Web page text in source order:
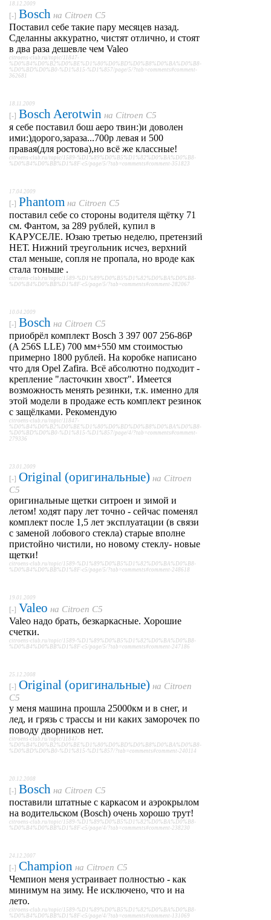
18.12.2009
[-] Bosch на Citroen C5
Поставил себе такие пару месяцев назад.
Сделанны аккуратно, чистят отлично, и стоят
в два раза дешевле чем Valeo
citroens-club.ru/topic/11847-
%D0%B4%D0%B2%D0%BE%D1%80%D0%BD%D0%B8%D0%BA%D0%B8-
%D0%BD%D0%B0-%D1%815-%D1%857/page/5/?tab=comments#comment-
362681
18.11.2009
[-] Bosch Aerotwin на Citroen C5
я себе поставил бош аеро твин:)и доволен
ими:)дорого,зараза...700р левая и 500
правая(для ростова),но всё же классные!
citroens-club.ru/topic/1589-%D1%89%D0%B5%D1%82%D0%BA%D0%B8-
%D0%B4%D0%BB%D1%8F-c5/page/5/?tab=comments#comment-351823
17.04.2009
[-] Phantom на Citroen C5
поставил себе со стороны водителя щётку 71
см. Фантом, за 289 рублей, купил в
КАРУСЕЛЕ. Юзаю третью неделю, претензий
НЕТ. Нижний треугольник исчез, верхний
стал меньше, сопля не пропала, но вроде как
стала тоньше .
citroens-club.ru/topic/1589-%D1%89%D0%B5%D1%82%D0%BA%D0%B8-
%D0%B4%D0%BB%D1%8F-c5/page/5/?tab=comments#comment-282067
10.04.2009
[-] Bosch на Citroen C5
приобрёл комплект Bosch 3 397 007 256-86P
(A 256S LLE) 700 мм+550 мм стоимостью
примерно 1800 рублей. На коробке написано
что для Opel Zafira. Всё абсолютно подходит -
крепление "ласточкин хвост". Имеется
возможность менять резинки, т.к. именно для
этой модели в продаже есть комплект резинок
с защёлками. Рекомендую
citroens-club.ru/topic/11847-
%D0%B4%D0%B2%D0%BE%D1%80%D0%BD%D0%B8%D0%BA%D0%B8-
%D0%BD%D0%B0-%D1%815-%D1%857/page/4/?tab=comments#comment-
279336
23.01.2009
[-] Original (оригинальные) на Citroen
C5
оригинальные щетки ситроен и зимой и
летом! ходят пару лет точно - сейчас поменял
комплект после 1,5 лет эксплуатации (в связи
с заменой лобового стекла) старые вполне
пристойно чистили, но новому стеклу- новые
щетки!
citroens-club.ru/topic/1589-%D1%89%D0%B5%D1%82%D0%BA%D0%B8-
%D0%B4%D0%BB%D1%8F-c5/page/5/?tab=comments#comment-248618
19.01.2009
[-] Valeo на Citroen C5
Valeo надо брать, безкаркасные. Хорошие
счетки.
citroens-club.ru/topic/1589-%D1%89%D0%B5%D1%82%D0%BA%D0%B8-
%D0%B4%D0%BB%D1%8F-c5/page/5/?tab=comments#comment-247186
25.12.2008
[-] Original (оригинальные) на Citroen
C5
у меня машина прошла 25000км и в снег, и
лед, и грязь с трассы и ни каких заморочек по
поводу дворников нет.
citroens-club.ru/topic/11847-
%D0%B4%D0%B2%D0%BE%D1%80%D0%BD%D0%B8%D0%BA%D0%B8-
%D0%BD%D0%B0-%D1%815-%D1%857/?tab=comments#comment-240114
20.12.2008
[-] Bosch на Citroen C5
поставили штатные с каркасом и аэрокрылом
на водительском (Bosch) очень хорошо трут!
citroens-club.ru/topic/1589-%D1%89%D0%B5%D1%82%D0%BA%D0%B8-
%D0%B4%D0%BB%D1%8F-c5/page/4/?tab=comments#comment-238230
24.12.2007
[-] Champion на Citroen C5
Чемпион меня устраивает полностью - как
минимум на зиму. Не исключено, что и на
лето.
citroens-club.ru/topic/1589-%D1%89%D0%B5%D1%82%D0%BA%D0%B8-
%D0%B4%D0%BB%D1%8F-c5/page/4/?tab=comments#comment-131069